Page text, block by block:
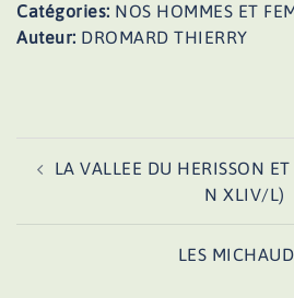
Catégories: NOS HOMMES ET
Auteur: DROMARD THIERRY
d’article
LA VALLEE DU HERISSON ET
N XLIV/L)
LES MICHAUD